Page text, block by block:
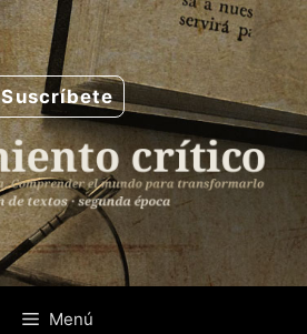
Suscríbete
Menú